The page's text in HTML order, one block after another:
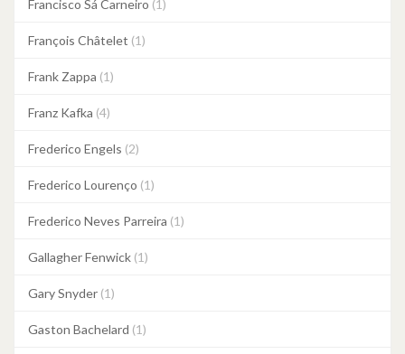
Francisco Sá Carneiro (1)
François Châtelet (1)
Frank Zappa (1)
Franz Kafka (4)
Frederico Engels (2)
Frederico Lourenço (1)
Frederico Neves Parreira (1)
Gallagher Fenwick (1)
Gary Snyder (1)
Gaston Bachelard (1)